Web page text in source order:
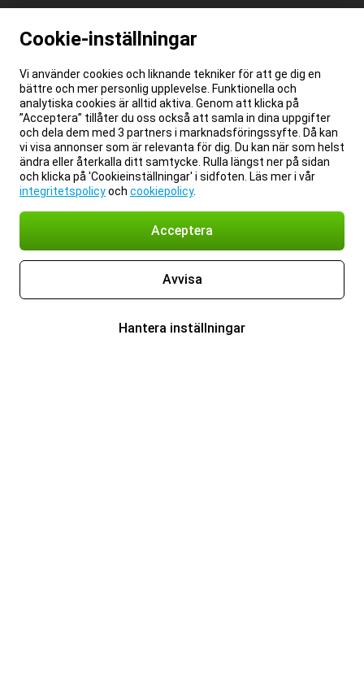
Cookie-inställningar
Vi använder cookies och liknande tekniker för att ge dig en
bättre och mer personlig upplevelse. Funktionella och
analytiska cookies är alltid aktiva. Genom att klicka på
”Acceptera” tillåter du oss också att samla in dina uppgifter
och dela dem med 3 partners i marknadsföringssyfte. Då kan
vi visa annonser som är relevanta för dig. Du kan när som helst
ändra eller återkalla ditt samtycke. Rulla längst ner på sidan
och klicka på 'Cookieinställningar' i sidfoten. Läs mer i vår
integritetspolicyoch cookiepolicy.
Acceptera
Avvisa
Hantera inställningar